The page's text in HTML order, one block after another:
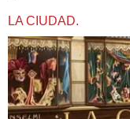
LA CIUDAD.